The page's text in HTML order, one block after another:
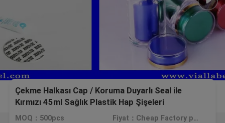
Çekme Halkası Cap / Koruma Duyarlı Seal ile
Kırmızı 45ml Sağlık Plastik Hap Şişeleri
MOQ：500pcs Fiyat：Cheap Factory price, negotiation